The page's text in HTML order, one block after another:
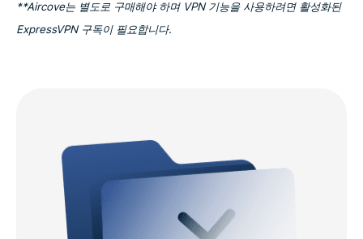
**Aircove는 별도로 구매해야 하며 VPN 기능을 사용하려면 활성화된
ExpressVPN 구독이 필요합니다.